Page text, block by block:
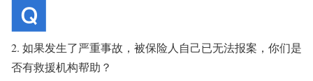
2. 如果发生了严重事故，被保险人自己已无法报案，你们是
否有救援机构帮助？